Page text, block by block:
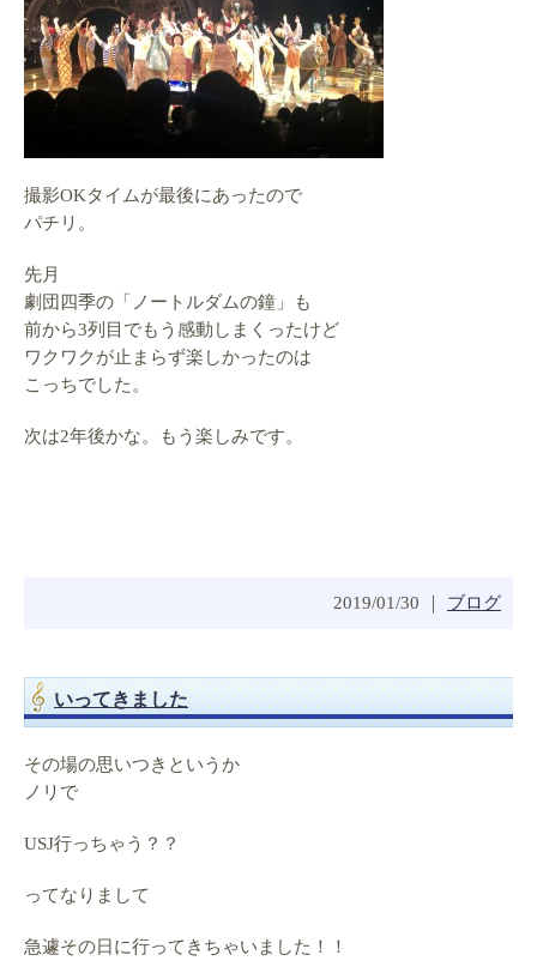
撮影OKタイムが最後にあったので
パチリ。
先月
劇団四季の「ノートルダムの鐘」も
前から3列目でもう感動しまくったけど
ワクワクが止まらず楽しかったのは
こっちでした。
次は2年後かな。もう楽しみです。
2019/01/30 ｜ ブログ
いってきました
その場の思いつきというか
ノリで
USJ行っちゃう？？
ってなりまして
急遽その日に行ってきちゃいました！！